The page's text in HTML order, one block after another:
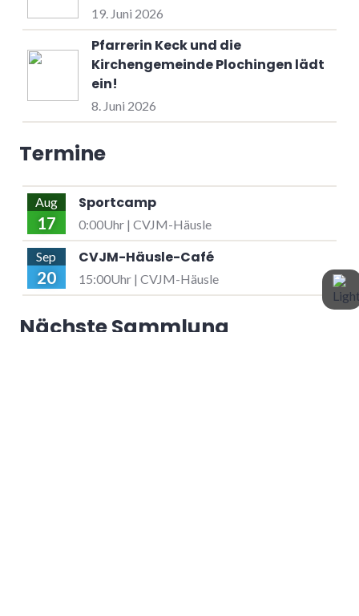
19. Juni 2026
Pfarrerin Keck und die
Kirchengemeinde Plochingen lädt
ein!
8. Juni 2026
Termine
Aug
17
Sportcamp
0:00Uhr | CVJM-Häusle
Sep
20
CVJM-Häusle-Café
15:00Uhr | CVJM-Häusle
Nächste Sammlung